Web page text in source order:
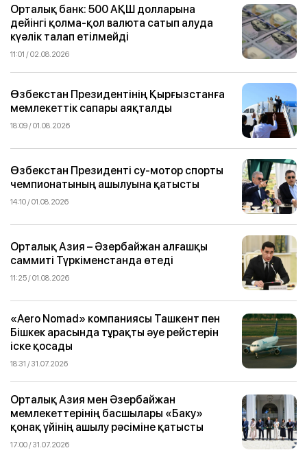
Орталық банк: 500 АҚШ долларына
дейінгі қолма-қол валюта сатып алуда
күәлік талап етілмейді
11:01 / 02.08.2026
Өзбекстан Президентінің Қырғызстанға
мемлекеттік сапары аяқталды
18:09 / 01.08.2026
Өзбекстан Президенті су-мотор спорты
чемпионатының ашылуына қатысты
14:10 / 01.08.2026
Орталық Азия – Әзербайжан алғашқы
саммиті Түркіменстанда өтеді
11:25 / 01.08.2026
«Aero Nomad» компаниясы Ташкент пен
Бішкек арасында тұрақты әуе рейстерін
іске қосады
18:31 / 31.07.2026
Орталық Азия мен Әзербайжан
мемлекеттерінің басшылары «Баку»
қонақ үйінің ашылу рәсіміне қатысты
17:00 / 31.07.2026